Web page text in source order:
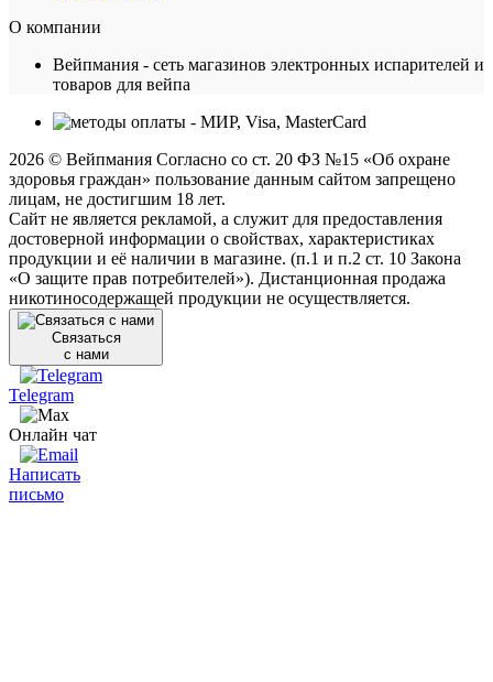
О компании
Вейпмания - сеть магазинов электронных испарителей и
товаров для вейпа
2026 © Вейпмания Согласно со ст. 20 ФЗ №15 «Об охране
здоровья граждан» пользование данным сайтом запрещено
лицам, не достигшим 18 лет.
Сайт не является рекламой, а служит для предоставления
достоверной информации о свойствах, характеристиках
продукции и её наличии в магазине. (п.1 и п.2 ст. 10 Закона
«О защите прав потребителей»). Дистанционная продажа
никотиносодержащей продукции не осуществляется.
Связаться
с нами
Telegram
Онлайн чат
Написать
письмо